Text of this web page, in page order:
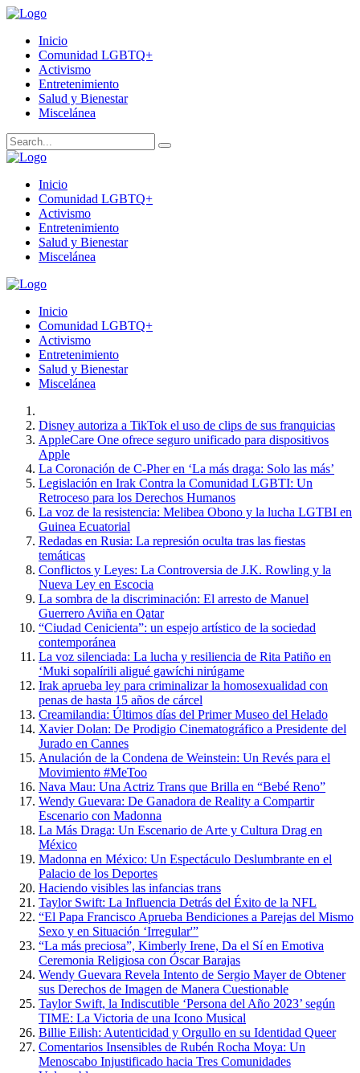
Inicio
Comunidad LGBTQ+
Activismo
Entretenimiento
Salud y Bienestar
Miscelánea
Inicio
Comunidad LGBTQ+
Activismo
Entretenimiento
Salud y Bienestar
Miscelánea
Inicio
Comunidad LGBTQ+
Activismo
Entretenimiento
Salud y Bienestar
Miscelánea
Disney autoriza a TikTok el uso de clips de sus franquicias
AppleCare One ofrece seguro unificado para dispositivos
Apple
La Coronación de C-Pher en ‘La más draga: Solo las más’
Legislación en Irak Contra la Comunidad LGBTI: Un
Retroceso para los Derechos Humanos
La voz de la resistencia: Melibea Obono y la lucha LGTBI en
Guinea Ecuatorial
Redadas en Rusia: La represión oculta tras las fiestas
temáticas
Conflictos y Leyes: La Controversia de J.K. Rowling y la
Nueva Ley en Escocia
La sombra de la discriminación: El arresto de Manuel
Guerrero Aviña en Qatar
“Ciudad Cenicienta”: un espejo artístico de la sociedad
contemporánea
La voz silenciada: La lucha y resiliencia de Rita Patiño en
‘Muki sopalírili aligué gawíchi nirúgame
Irak aprueba ley para criminalizar la homosexualidad con
penas de hasta 15 años de cárcel
Creamilandia: Últimos días del Primer Museo del Helado
Xavier Dolan: De Prodigio Cinematográfico a Presidente del
Jurado en Cannes
Anulación de la Condena de Weinstein: Un Revés para el
Movimiento #MeToo
Nava Mau: Una Actriz Trans que Brilla en “Bebé Reno”
Wendy Guevara: De Ganadora de Reality a Compartir
Escenario con Madonna
La Más Draga: Un Escenario de Arte y Cultura Drag en
México
Madonna en México: Un Espectáculo Deslumbrante en el
Palacio de los Deportes
Haciendo visibles las infancias trans
Taylor Swift: La Influencia Detrás del Éxito de la NFL
“El Papa Francisco Aprueba Bendiciones a Parejas del Mismo
Sexo y en Situación ‘Irregular'”
“La más preciosa”, Kimberly Irene, Da el Sí en Emotiva
Ceremonia Religiosa con Óscar Barajas
Wendy Guevara Revela Intento de Sergio Mayer de Obtener
sus Derechos de Imagen de Manera Cuestionable
Taylor Swift, la Indiscutible ‘Persona del Año 2023’ según
TIME: La Victoria de una Icono Musical
Billie Eilish: Autenticidad y Orgullo en su Identidad Queer
Comentarios Insensibles de Rubén Rocha Moya: Un
Menoscabo Injustificado hacia Tres Comunidades